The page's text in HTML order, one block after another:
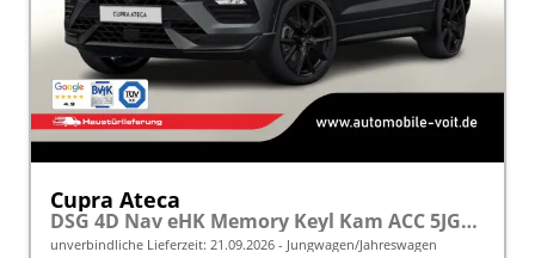
Cupra Ateca
DSG 4D Nav eHK Memory Keyl Kam ACC 5JGar.
unverbindliche Lieferzeit: 21.09.2026 Jungwagen/Jahreswagen